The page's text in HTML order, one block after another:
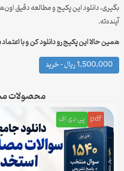
بگیری، دانلود این پکیج و مطالعه دقیق
آینده‌ته.
همین حالا این پکیج رو دانلود کن و با
1,500,000 ریال – خرید
محصولات
pdf پی دی اف